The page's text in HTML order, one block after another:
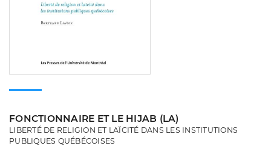
FONCTIONNAIRE ET LE HIJAB (LA)
LIBERTÉ DE RELIGION ET LAÏCITÉ DANS LES INSTITUTIONS
PUBLIQUES QUÉBÉCOISES